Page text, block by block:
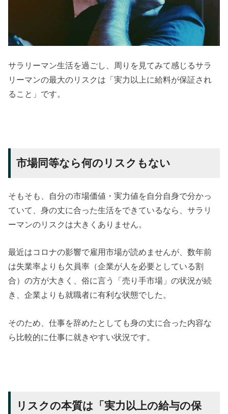
サラリーマン生活を過ごし、周りを見てみて感じるサラ
リーマンの最大のリスクは「実力以上に給料が保証され
ること」です。
市場同等なら何のリスクもない
そもそも、自分の市場価値・実力値を自分自身で分かっ
ていて、身の丈に合った生活をできているなら、サラリ
ーマンのリスクは大きくありません。
最近はコロナの影響で雇用市場が読めませんが、数年前
は失業率よりも欠員率（企業が人を必要としている割
合）の方が大きく、俗に言う「売り手市場」の状況が続
き、企業よりも就職者に有利な状態でした。
そのため、仕事を辞めたとしても身の丈に合った内容な
ら比較的に仕事に就きやすい状況です。
リスクの本質は「実力以上の給与の保